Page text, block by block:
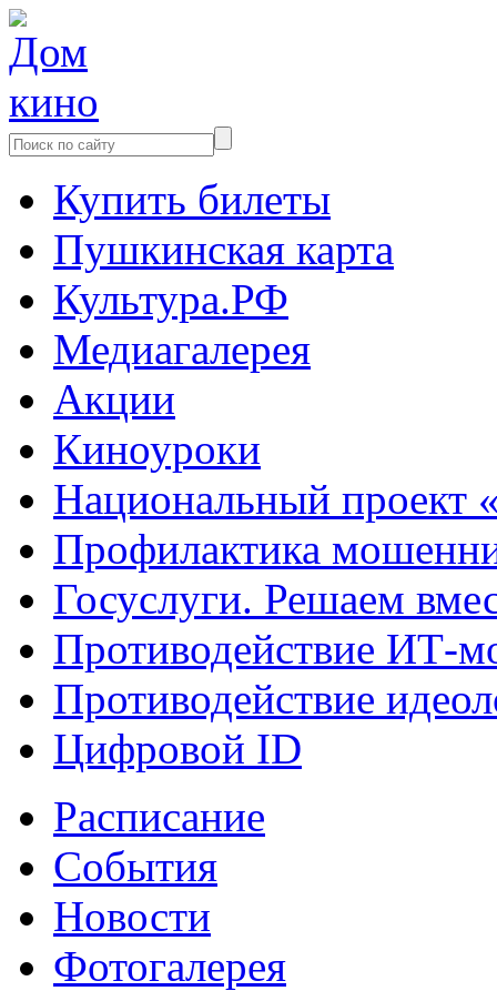
Купить билеты
Пушкинская карта
Культура.РФ
Медиагалерея
Акции
Киноуроки
Национальный проект
Профилактика
Госуслуги. Решаем
Противодействие ИТ-
Противодействие
Цифровой ID
Расписание
События
Новости
Фотогалерея